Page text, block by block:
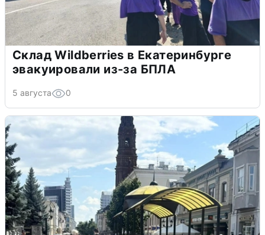
Склад Wildberries в Екатеринбурге
эвакуировали из-за БПЛА
5 августа 0